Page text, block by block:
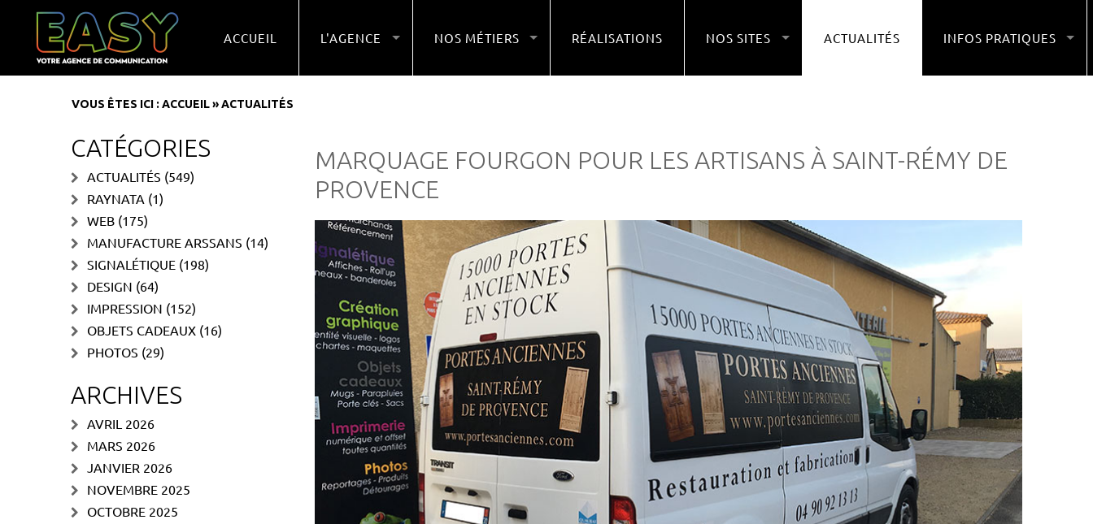
ACCUEIL L'AGENCE NOS MÉTIERS RÉALISATIONS NOS SITES ACTUALITÉS INFOS PRATIQUES
VOUS ÊTES ICI : ACCUEIL»ACTUALITÉS
MARQUAGE FOURGON POUR LES ARTISANS À SAINT-RÉMY DE
PROVENCE
CATÉGORIES
ACTUALITÉS (549)
RAYNATA (1)
WEB (175)
MANUFACTURE ARSSANS (14)
SIGNALÉTIQUE (198)
DESIGN (64)
IMPRESSION (152)
OBJETS CADEAUX (16)
PHOTOS (29)
ARCHIVES
AVRIL 2026
MARS 2026
JANVIER 2026
NOVEMBRE 2025
OCTOBRE 2025